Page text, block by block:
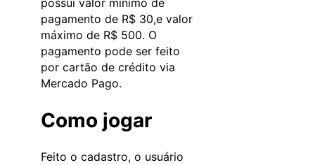
pagamento de R$ 30,e valor
máximo de R$ 500. O
pagamento pode ser feito
por cartão de crédito via
Mercado Pago.
Como jogar
Feito o cadastro, o usuário